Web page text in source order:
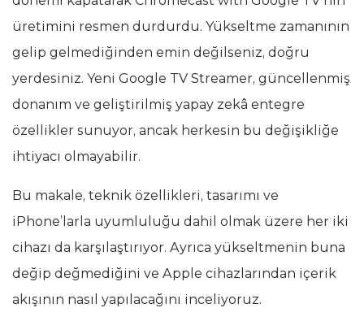
üretimini resmen durdurdu. Yükseltme zamanının
gelip gelmediğinden emin değilseniz, doğru
yerdesiniz. Yeni Google TV Streamer, güncellenmiş
donanım ve geliştirilmiş yapay zekâ entegre
özellikler sunuyor, ancak herkesin bu değişikliğe
ihtiyacı olmayabilir.
Bu makale, teknik özellikleri, tasarımı ve
iPhone’larla uyumluluğu dahil olmak üzere her iki
cihazı da karşılaştırıyor. Ayrıca yükseltmenin buna
değip değmediğini ve Apple cihazlarından içerik
akışının nasıl yapılacağını inceliyoruz.